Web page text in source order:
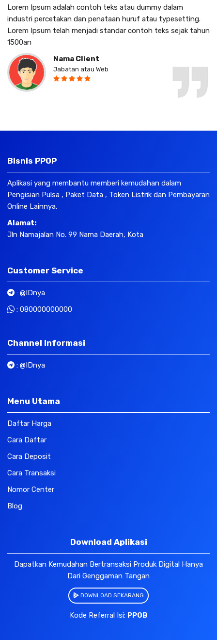
Lorem Ipsum adalah contoh teks atau dummy dalam
industri percetakan dan penataan huruf atau typesetting.
Lorem Ipsum telah menjadi standar contoh teks sejak tahun
1500an
Nama Client
Jabatan atau Web
Bisnis PPOP
Aplikasi yang membantu memberi kemudahan dalam
Pengisian Pulsa , Paket Data , Token Listrik dan Pembayaran
Online Lainnya.
Alamat:
Jln Namajalan No. 99 Nama Daerah, Kota
Customer Service
: @IDnya
: 080000000000
Channel Informasi
: @IDnya
Menu Utama
Daftar Harga
Cara Daftar
Cara Deposit
Cara Transaksi
Nomor Center
Blog
Download Aplikasi
Dapatkan Kemudahan Bertransaksi Produk Digital Hanya
Dari Genggaman Tangan
DOWNLOAD SEKARANG
Kode Referral Isi: PPOB